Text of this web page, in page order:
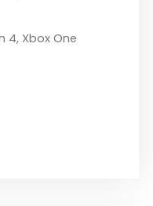
de zombies
ganas
la
4, Xbox One